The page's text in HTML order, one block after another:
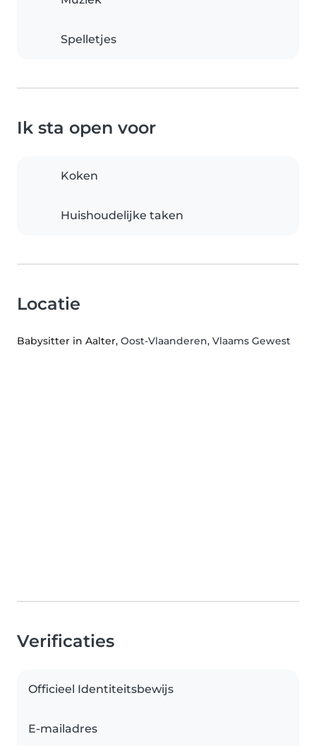
Spelletjes
Ik sta open voor
Koken
Huishoudelijke taken
Locatie
Babysitter in Aalter, Oost-Vlaanderen, Vlaams Gewest
Verificaties
Officieel Identiteitsbewijs
E-mailadres